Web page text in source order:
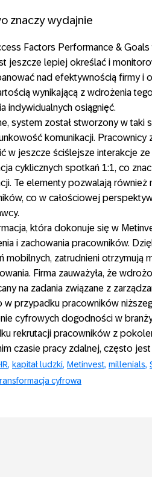
znaczy wydajnie
Factors Performance &
jeszcze lepiej określać i
nad efektywnością firmy i
wynikającą z wdrożenia
indywidualnych osiągnięć.
system został stworzony w taki
komunikacji.
w jeszcze ściślejsze interakcje
cyklicznych spotkań 1:1, co
Te elementy pozwalają
co w całościowej
która dokonuje się w
i zachowania pracowników.
mobilnych, zatrudnieni otrzymują
Firma zauważyła, że
na zadania związane z
w przypadku pracowników
cyfrowych dogodności w
rekrutacji pracowników z
czasie pracy zdalnej, często
kapitał ludzki Metinvest millenials
cyfrowa